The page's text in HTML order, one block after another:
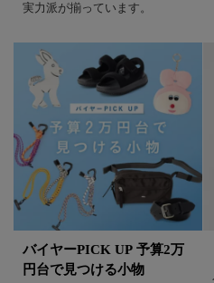
実力派が揃っています。
バイヤーPICK UP 予算2万
円台で見つける小物